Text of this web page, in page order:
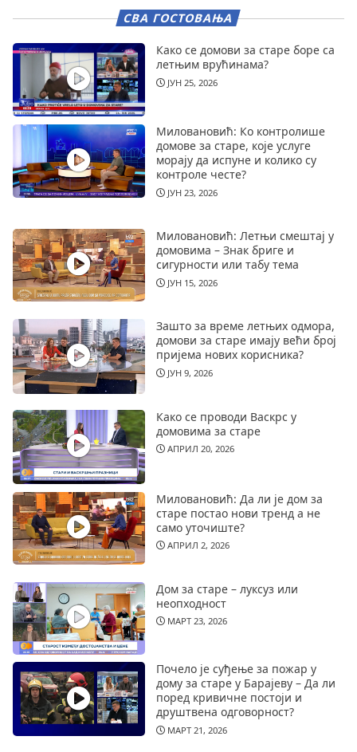
СВА ГОСТОВАЊА
Како се домови за старе боре са
летњим врућинама?
ЈУН 25, 2026
Миловановић: Ко контролише
домове за старе, које услуге
морају да испуне и колико су
контроле честе?
ЈУН 23, 2026
Миловановић: Летњи смештај у
домовима – Знак бриге и
сигурности или табу тема
ЈУН 15, 2026
Зашто за време летњих одмора,
домови за старе имају већи број
пријема нових корисника?
ЈУН 9, 2026
Како се проводи Васкрс у
домовима за старе
АПРИЛ 20, 2026
Миловановић: Да ли је дом за
старе постао нови тренд а не
само уточиште?
АПРИЛ 2, 2026
Дом за старе – луксуз или
неопходност
МАРТ 23, 2026
Почело је суђење за пожар у
дому за старе у Барајеву – Да ли
поред кривичне постоји и
друштвена одговорност?
МАРТ 21, 2026